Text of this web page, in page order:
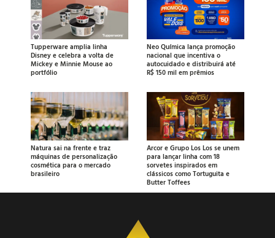
Tupperware amplia linha
Disney e celebra a volta de
Mickey e Minnie Mouse ao
portfólio
Neo Química lança promoção
nacional que incentiva o
autocuidado e distribuirá até
R$ 150 mil em prêmios
Natura sai na frente e traz
máquinas de personalização
cosmética para o mercado
brasileiro
Arcor e Grupo Los Los se unem
para lançar linha com 18
sorvetes inspirados em
clássicos como Tortuguita e
Butter Toffees